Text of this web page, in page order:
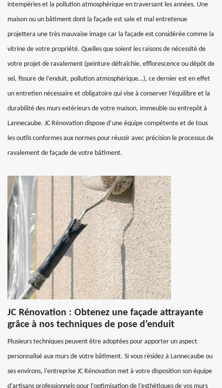
intempéries et la pollution atmosphérique en traversant les années. Une
maison ou un bâtiment dont la façade est sale et mal entretenue
projettera une très mauvaise image car la façade est considérée comme la
vitrine de votre propriété. Quelles que soient les raisons de nécessité de
votre projet de ravalement (peinture défraîchie, efflorescence ou dépôt de
sel, fissure de l’enduit, pollution atmosphérique…), ce dernier est en effet
un entretien nécessaire et obligatoire qui vise à conserver l’équilibre et la
durabilité des murs extérieurs de votre maison, immeuble ou entrepôt à
Lannecaube. JC Rénovation dispose d’une équipe compétente et de tous
les outils conformes aux normes pour réussir avec précision le processus de
ravalement de façade de votre bâtiment.
JC Rénovation : Obtenez une façade attrayante
grâce à nos techniques de pose d’enduit
Plusieurs techniques peuvent être adoptées pour apporter un aspect
personnalisé aux murs de votre bâtiment. Si vous résidez à Lannecaube ou
ses environs, l’entreprise JC Rénovation met à votre disposition son équipe
d’artisans professionnels pour l’optimisation de l’esthétiques de vos murs